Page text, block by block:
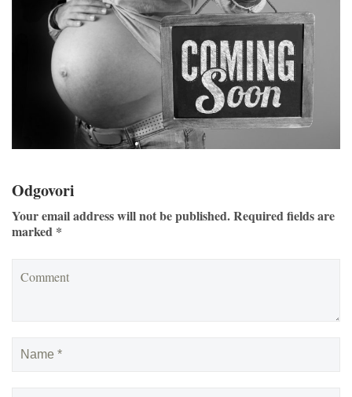
Odgovori
Your email address will not be published. Required fields are
marked *